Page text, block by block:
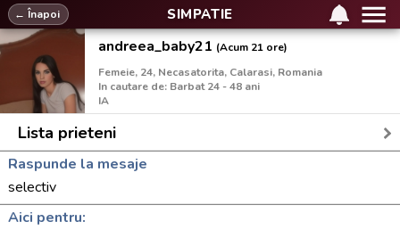
SIMPATIE
← Înapoi
andreea_baby21 (Acum 21 ore)
Femeie, 24, Necasatorita, Calarasi, Romania
In cautare de: Barbat 24 - 48 ani
IA
Lista prieteni
Raspunde la mesaje
selectiv
Aici pentru: